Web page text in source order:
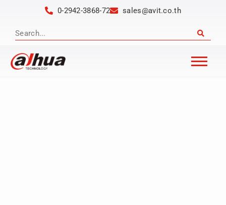
0-2942-3868-72 sales@avit.co.th